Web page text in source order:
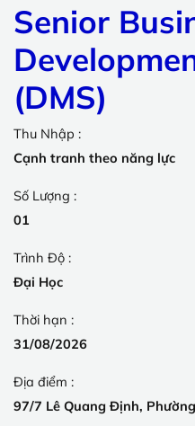
Senior
(DMS)
Thu Nhập :
Cạnh tranh theo năng lực
Số Lượng :
01
Trình Độ :
Đại Học
Thời hạn :
31/08/2026
Địa điểm :
97/7 Lê Quang Định,